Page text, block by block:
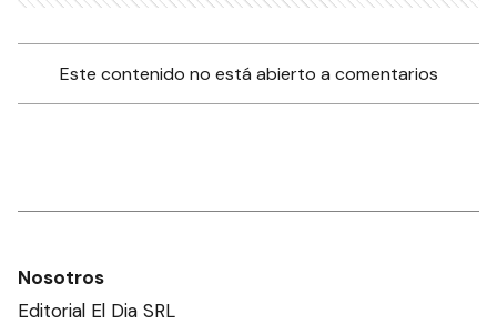
Este contenido no está abierto a comentarios
Nosotros
Editorial El Dia SRL